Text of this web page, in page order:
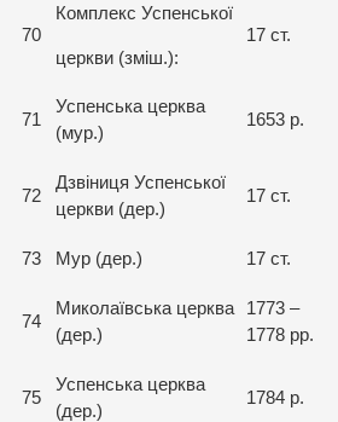
70
Комплекс Успенської
церкви (зміш.):
17 ст.
71
Успенська церква
(мур.)
1653 р.
72
Дзвіниця Успенської
церкви (дер.)
17 ст.
73 Мур (дер.) 17 ст.
74
Миколаївська церква
(дер.)
1773 –
1778 рр.
75
Успенська церква
(дер.)
1784 р.